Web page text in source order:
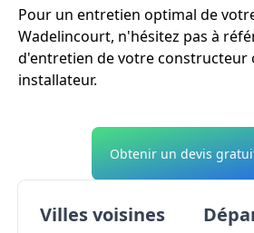
Pour un entretien optimal de
Wadelincourt, n'hésitez pas à
d'entretien de votre constructeur
installateur.
Obtenir un devis
Villes voisines